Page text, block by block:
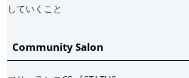
していくこと
Community Salon